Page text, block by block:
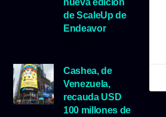
de ScaleUp de
Endeavor
Cashea, de
Venezuela,
recauda USD
100 millones de